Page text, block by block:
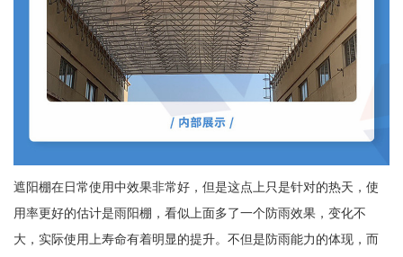
遮阳棚在日常使用中效果非常好，但是这点上只是针对的热天，使
用率更好的估计是雨阳棚，看似上面多了一个防雨效果，变化不
大，实际使用上寿命有着明显的提升。不但是防雨能力的体现，而